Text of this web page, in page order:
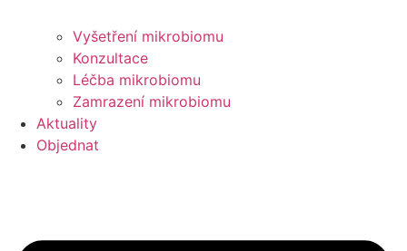
Vyšetření mikrobiomu
Konzultace
Léčba mikrobiomu
Zamrazení mikrobiomu
Aktuality
Objednat